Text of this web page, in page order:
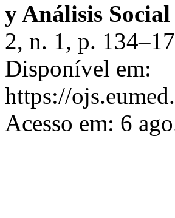
y Análisis
2, n. 1, p.
Disponível em:
https://
Acesso em: 6